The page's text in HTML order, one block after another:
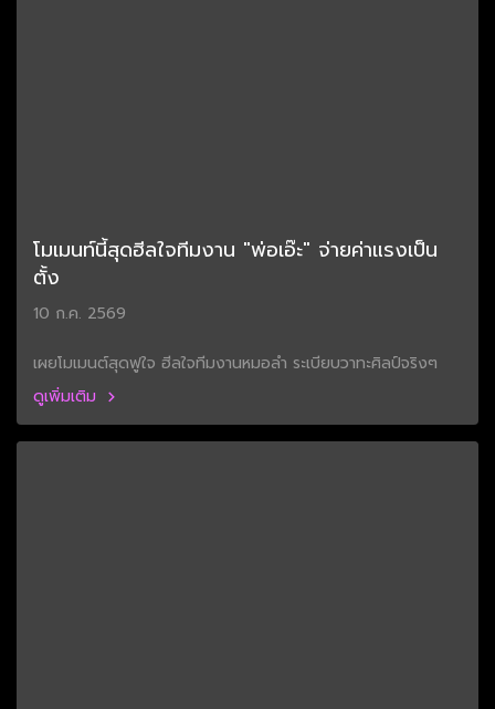
โมเมนท์นี้สุดฮีลใจทีมงาน "พ่อเอ๊ะ" จ่ายค่าแรงเป็น
ตั้ง
10 ก.ค. 2569
เผยโมเมนต์สุดฟูใจ ฮีลใจทีมงานหมอลำ ระเบียบวาทะศิลป์จริงๆ
ดูเพิ่มเติม